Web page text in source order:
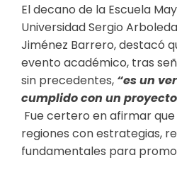
El decano de la Escuela
Universidad Sergio Arboleda
Jiménez Barrero,destacó
evento académico, tras
sin precedentes, “es un
cumplido con un
Fue certero en afirmar que
regiones con estrategias,
fundamentales para